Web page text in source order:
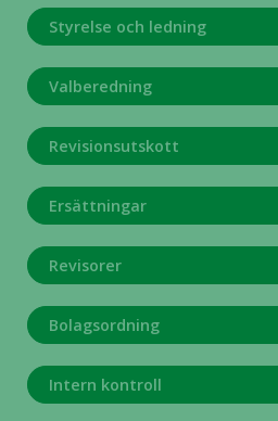
Styrelse och ledning
Valberedning
Revisionsutskott
Ersättningar
Revisorer
Bolagsordning
Intern kontroll